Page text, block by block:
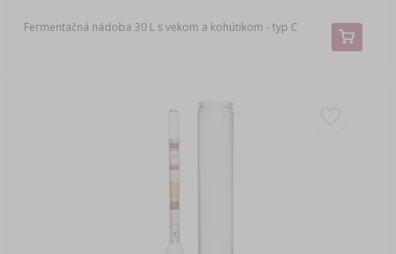
Fermentačná nádoba 30 L s vekom a kohútikom - typ C